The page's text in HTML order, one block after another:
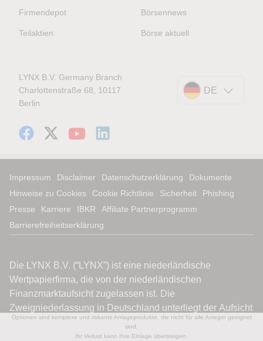
Firmendepot
Teilaktien
Börsennews
Börse aktuell
LYNX B.V. Germany Branch
Charlottenstraße 68, 10117
Berlin
DE
Impressum Disclaimer Datenschutzerklärung
Dokumente
Hinweise zu Cookies
Cookie Richtlinie Sicherheit
Phishing
Presse
Karriere IBKR
Affiliate Partnerprogramm
Barrierefreiheitserklärung
Optionen sind komplexe und riskante Anlageprodukte, die nicht für alle Anleger geeignet
sind.
Ihr Verlust kann Ihre Einlage übersteigen.